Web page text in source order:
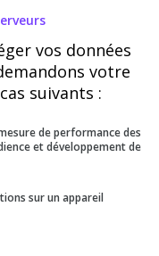
vos données
votre
suivants :
de performance des
et développement de
sur un appareil